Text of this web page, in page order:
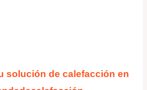
solución de calefacción en